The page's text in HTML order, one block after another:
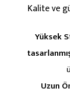
Kalite ve
Yüksek
Uzun